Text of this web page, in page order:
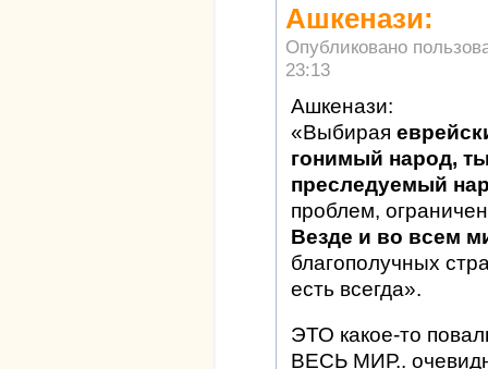
Ашкенази:
Опубликовано
23:13
Ашкенази:
«Выбирая
гонимый народ,
преследуемый
проблем,
Везде и во всем
благополучных
есть всегда».
ЭТО какое-то
ВЕСЬ МИР..